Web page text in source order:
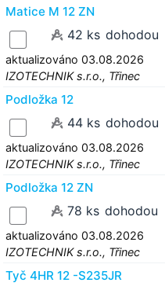
Matice M 12 ZN
42 ks dohodou
aktualizováno 03.08.2026
IZOTECHNIK s.r.o., Třinec
Podložka 12
44 ks dohodou
aktualizováno 03.08.2026
IZOTECHNIK s.r.o., Třinec
Podložka 12 ZN
78 ks dohodou
aktualizováno 03.08.2026
IZOTECHNIK s.r.o., Třinec
Tyč 4HR 12 -S235JR